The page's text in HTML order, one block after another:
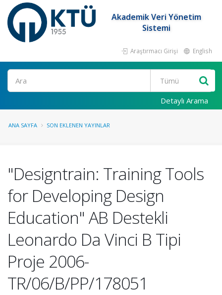
Akademik Veri Yönetim
Sistemi
Araştırmacı Girişi English
Ara
Detaylı Arama
ANA SAYFA SON EKLENEN YAYINLAR
"Designtrain: Training Tools
for Developing Design
Education" AB Destekli
Leonardo Da Vinci B Tipi
Proje 2006-
TR/06/B/PP/178051